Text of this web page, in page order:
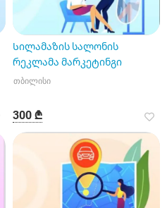
Სილამაზის სალონის
რეკლამა მარკეტინგი
თბილისი
300 ₾